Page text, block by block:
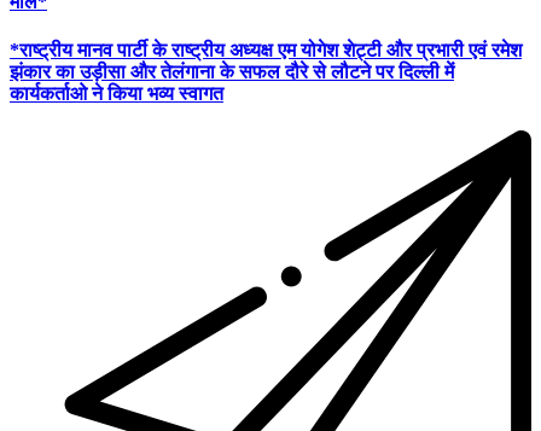
*राष्ट्रीय मानव पार्टी के राष्ट्रीय अध्यक्ष एम योगेश शेट्टी और प्रभारी एवं रमेश
झंकार का उड़ीसा और तेलंगाना के सफल दौरे से लौटने पर दिल्ली में
कार्यकर्ताओ ने किया भव्य स्वागत